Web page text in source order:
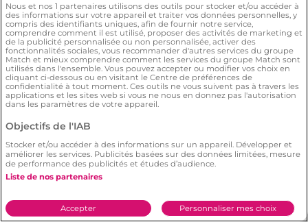
Pascal
On m'a dit beaucoup bien de cette app de
rencontre. Je suis dans un état d'esprit très
motivé, j'ai vraiment envie rencontrer mon
âme-sœur et finir ma vie avec elle.
Nous et nos 1 partenaires utilisons des outils pour stocker et/ou accéder à
des informations sur votre appareil et traiter vos données personnelles, y
compris des identifiants uniques, afin de fournir notre service,
comprendre comment il est utilisé, proposer des activités de marketing et
de la publicité personnalisée ou non personnalisée, activer des
fonctionnalités sociales, vous recommander d'autres services du groupe
Match et mieux comprendre comment les services du groupe Match sont
utilisés dans l'ensemble. Vous pouvez accepter ou modifier vos choix en
cliquant ci-dessous ou en visitant le Centre de préférences de
confidentialité à tout moment. Ces outils ne vous suivent pas à travers les
applications et les sites web si vous ne nous en donnez pas l'autorisation
dans les paramètres de votre appareil.
Objectifs de l'IAB
Stocker et/ou accéder à des informations sur un appareil. Développer et
améliorer les services. Publicités basées sur des données limitées, mesure
de performance des publicités et études d’audience.
Liste de nos partenaires
Personnaliser mes choix
Accepter